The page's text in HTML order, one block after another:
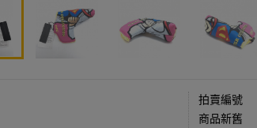
拍賣編號
商品新舊